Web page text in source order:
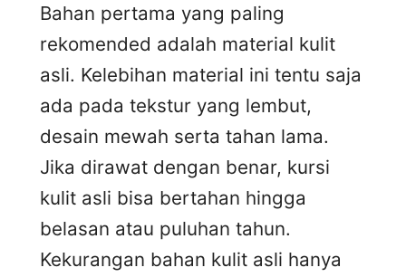
Bahan pertama yang paling
rekomended adalah material kulit
asli. Kelebihan material ini tentu saja
ada pada tekstur yang lembut,
desain mewah serta tahan lama.
Jika dirawat dengan benar, kursi
kulit asli bisa bertahan hingga
belasan atau puluhan tahun.
Kekurangan bahan kulit asli hanya